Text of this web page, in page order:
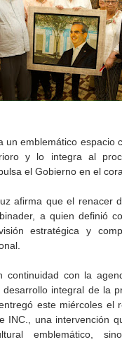
un emblemático espacio
y lo integra al
el Gobierno en el
afirma que el renacer
a quien definió
estratégica y
continuidad con la
integral de la
este miércoles el
INC., una intervención
emblemático,